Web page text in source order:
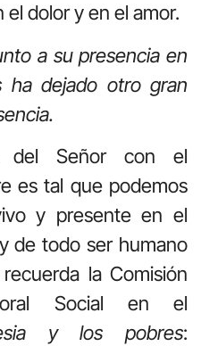
dolor y en el amor.
a su presencia en
ha dejado otro gran
del Señor con el
es tal que podemos
y presente en el
de todo ser humano
la Comisión
Social en el
y los pobres: